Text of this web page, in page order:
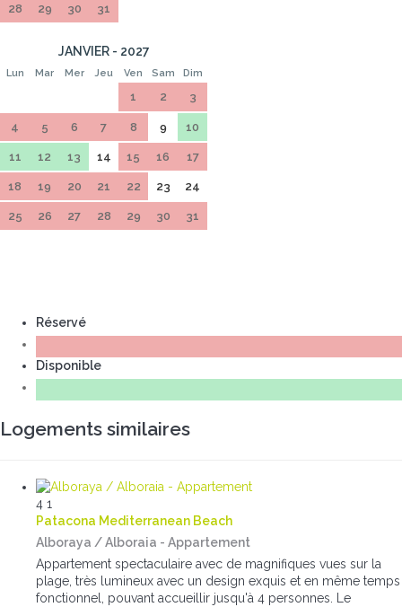
28 29 30 31
JANVIER - 2027
Lun Mar Mer Jeu Ven Sam Dim
1 2 3
4 5 6 7 8 9 10
11 12 13 14 15 16 17
18 19 20 21 22 23 24
25 26 27 28 29 30 31
Réservé
Disponible
Logements similaires
4 1
Patacona Mediterranean Beach
Alboraya / Alboraia - Appartement
Appartement spectaculaire avec de magnifiques vues sur la
plage, très lumineux avec un design exquis et en même temps
fonctionnel, pouvant accueillir jusqu'à 4 personnes. Le